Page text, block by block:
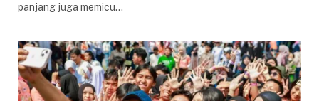
panjang juga memicu…